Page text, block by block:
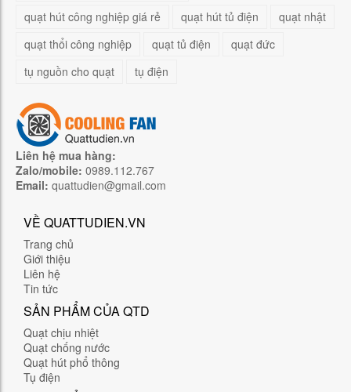
quạt hút công nghiệp giá rẻ
quạt hút tủ điện
quạt nhật
quạt thổi công nghiệp
quạt tủ điện
quạt đức
tụ nguồn cho quạt
tụ điện
Liên hệ mua hàng:
Zalo/mobile: 0989.112.767
Email: quattudien@gmail.com
VỀ QUATTUDIEN.VN
Trang chủ
Giới thiệu
Liên hệ
Tin tức
SẢN PHẨM CỦA QTD
Quạt chịu nhiệt
Quạt chống nước
Quạt hút phổ thông
Tụ điện